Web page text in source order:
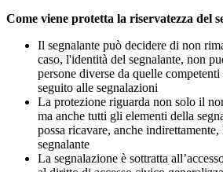
Come viene protetta la riservatezza del
Il segnalante può decidere di non
caso, l'identità del segnalante, non
persone diverse da quelle
seguito alle segnalazioni
La protezione riguarda non solo il
ma anche tutti gli elementi della
possa ricavare, anche
segnalante
La segnalazione è sottratta